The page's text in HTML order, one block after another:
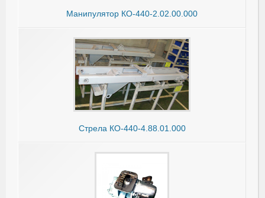
Манипулятор КО-440-2.02.00.000
Стрела КО-440-4.88.01.000